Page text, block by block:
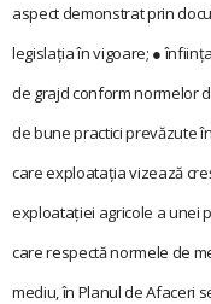
aspect demonstrat prin
legislația în vigoare; ●
de grajd conform normelor
de bune practici prevăzute
care exploatația vizează
exploatației agricole a unei
care respectă normele de
mediu, în Planul de Afaceri